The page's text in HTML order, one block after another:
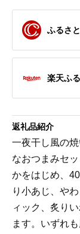
ふるさ
楽天ふ
返礼品紹介
一夜干し風の
なおつまみセ
かをはじめ、
り小あじ、や
ィック、炙り
ます。いずれ